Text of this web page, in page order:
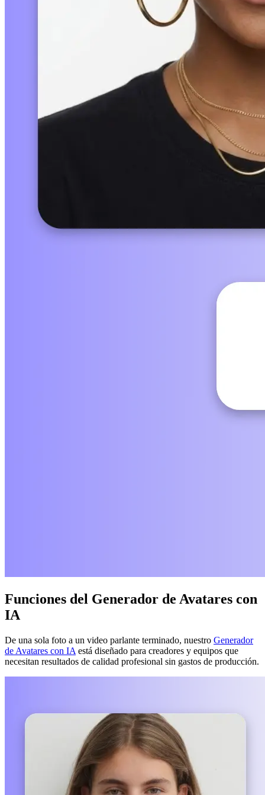
Funciones del Generador de Avatares con
IA
De una sola foto a un video parlante terminado, nuestro Generador
de Avatares con IA está diseñado para creadores y equipos que
necesitan resultados de calidad profesional sin gastos de producción.